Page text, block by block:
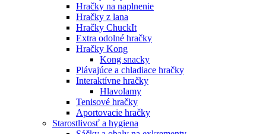
Hračky na naplnenie
Hračky z lana
Hračky ChuckIt
Extra odolné hračky
Hračky Kong
Kong snacky
Plávajúce a chladiace hračky
Interaktívne hračky
Hlavolamy
Tenisové hračky
Aportovacie hračky
Starostlivosť a hygiena